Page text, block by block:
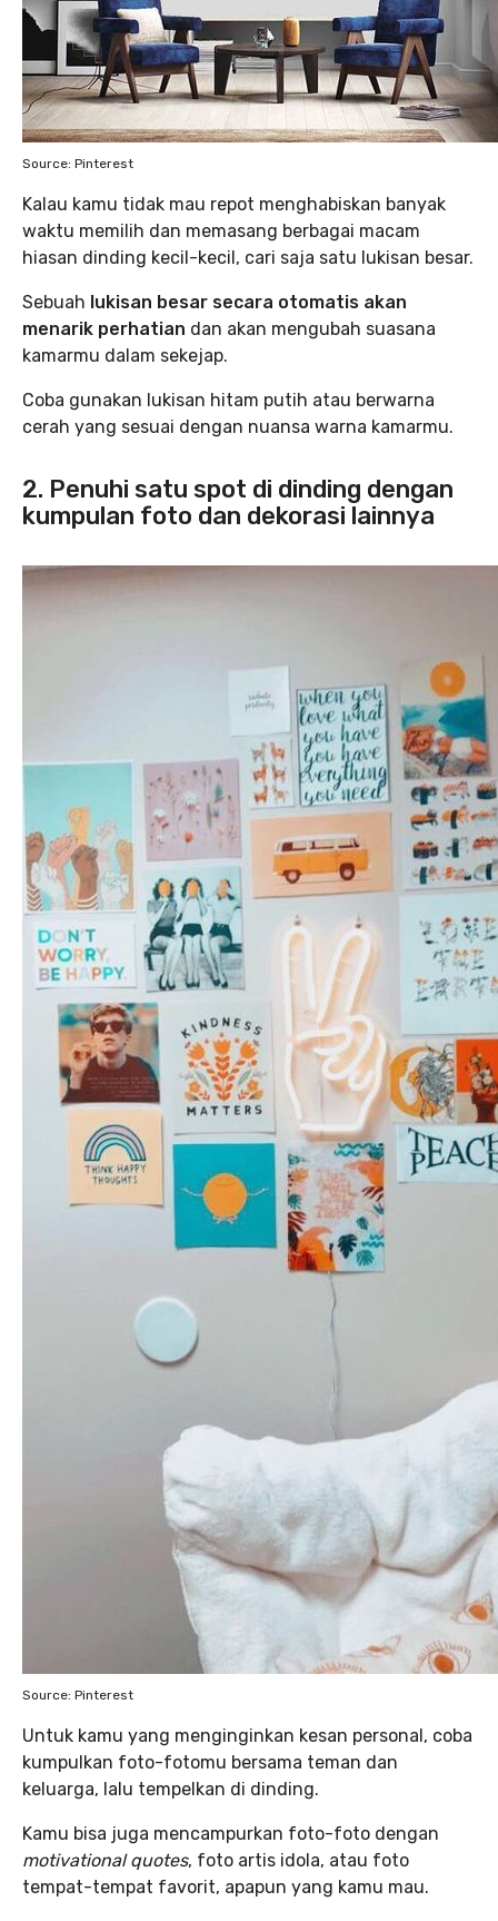
Source: Pinterest
Kalau kamu tidak mau repot menghabiskan banyak
waktu memilih dan memasang berbagai macam
hiasan dinding kecil-kecil, cari saja satu lukisan besar.
Sebuah lukisan besar secara otomatis akan
menarik perhatian dan akan mengubah suasana
kamarmu dalam sekejap.
Coba gunakan lukisan hitam putih atau berwarna
cerah yang sesuai dengan nuansa warna kamarmu.
2. Penuhi satu spot di dinding dengan
kumpulan foto dan dekorasi lainnya
Source: Pinterest
Untuk kamu yang menginginkan kesan personal, coba
kumpulkan foto-fotomu bersama teman dan
keluarga, lalu tempelkan di dinding.
Kamu bisa juga mencampurkan foto-foto dengan
motivational quotes, foto artis idola, atau foto
tempat-tempat favorit, apapun yang kamu mau.